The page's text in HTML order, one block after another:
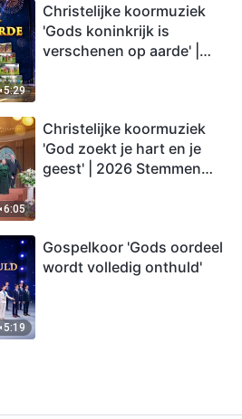
5:29
Christelijke koormuziek
'Gods koninkrijk is
verschenen op aarde' |
6:05
Christelijke koormuziek
'God zoekt je hart en je
geest' | 2026 Stemmen
5:19
Gospelkoor 'Gods oordeel
wordt volledig onthuld'